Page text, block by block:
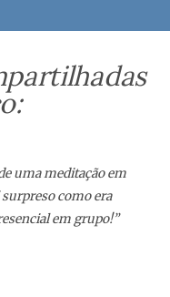
uma meditação em
como era
em grupo!”